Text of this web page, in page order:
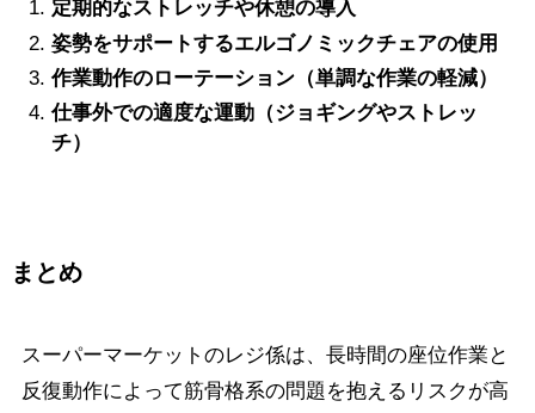
定期的なストレッチや休憩の導入
姿勢をサポートするエルゴノミックチェアの使用
作業動作のローテーション（単調な作業の軽減）
仕事外での適度な運動（ジョギングやストレッ
チ）
まとめ
スーパーマーケットのレジ係は、長時間の座位作業と
反復動作によって筋骨格系の問題を抱えるリスクが高